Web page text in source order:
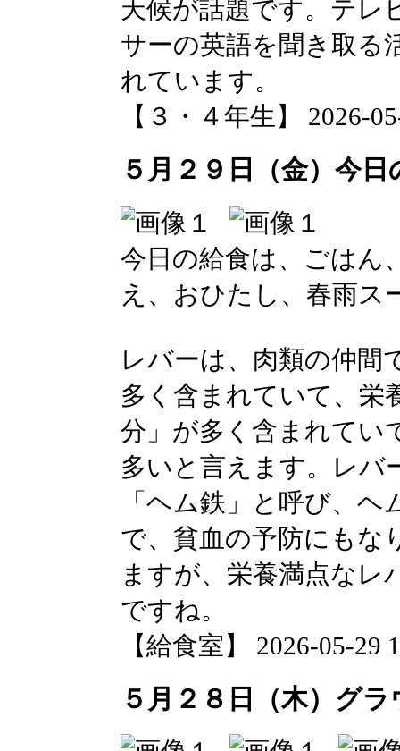
天候が話題です。テレ
サーの英語を聞き取る
れています。
【３・４年生】 2026-
５月２９日（金）今日
今日の給食は、ごはん
え、おひたし、春雨ス
レバーは、肉類の仲間
多く含まれていて、栄
分」が多く含まれてい
多いと言えます。レバ
「ヘム鉄」と呼び、
で、貧血の予防にもな
ますが、栄養満点なレ
ですね。
【給食室】 2026-05-29
５月２８日（木）グ